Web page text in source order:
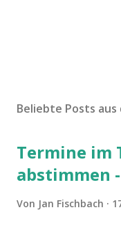
Beliebte Posts aus
Termine im
abstimmen
Von Jan Fischbach